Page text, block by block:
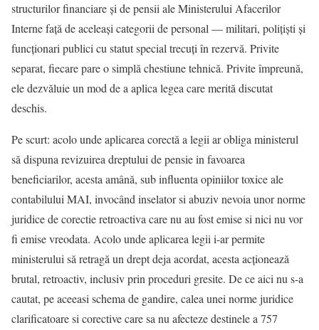
structurilor financiare și de pensii ale Ministerului Afacerilor
Interne față de aceleași categorii de personal — militari, polițiști și
funcționari publici cu statut special trecuți în rezervă. Privite
separat, fiecare pare o simplă chestiune tehnică. Privite împreună,
ele dezvăluie un mod de a aplica legea care merită discutat
deschis.
Pe scurt: acolo unde aplicarea corectă a legii ar obliga ministerul
să dispuna revizuirea dreptului de pensie in favoarea
beneficiarilor, acesta amână, sub influenta opiniilor toxice ale
contabilului MAI, invocând inselator si abuziv nevoia unor norme
juridice de corectie retroactiva care nu au fost emise si nici nu vor
fi emise vreodata. Acolo unde aplicarea legii i-ar permite
ministerului să retragă un drept deja acordat, acesta acționează
brutal, retroactiv, inclusiv prin proceduri gresite. De ce aici nu s-a
cautat, pe aceeasi schema de gandire, calea unei norme juridice
clarificatoare si corective care sa nu afecteze destinele a 757